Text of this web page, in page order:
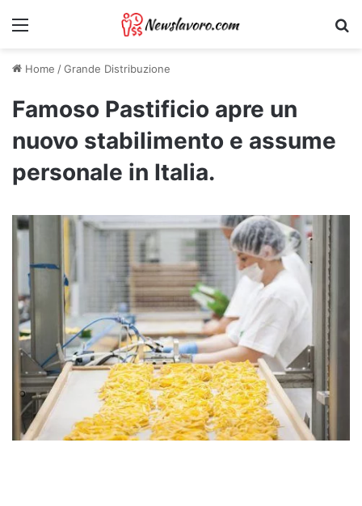
Menu
Home /Grande Distribuzione
Famoso Pastificio apre un
nuovo stabilimento e assume
personale in Italia.